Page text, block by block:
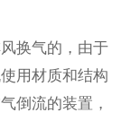
换气的，由于
用材质和结构
倒流的装置，